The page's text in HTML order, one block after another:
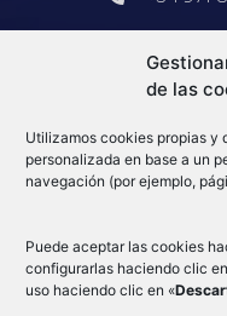
de las
Utilizamos cookies propias y
personalizada en base a un
navegación (por ejemplo,
Puede aceptar las cookies
configurarlas haciendo clic
uso haciendo clic en «